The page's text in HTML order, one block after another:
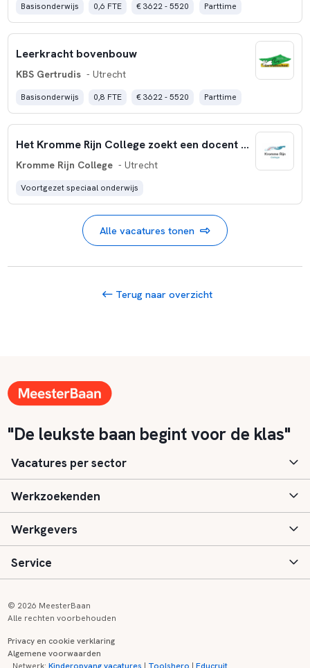
Basisonderwijs 0,6 FTE € 3622 - 5520 Parttime
Leerkracht bovenbouw
KBS Gertrudis - Utrecht
Basisonderwijs 0,8 FTE € 3622 - 5520 Parttime
Het Kromme Rijn College zoekt een docent BeVo (0,8-1,0 fte)
Kromme Rijn College - Utrecht
Voortgezet speciaal onderwijs
Alle vacatures tonen
Terug naar overzicht
"De leukste baan begint voor de klas"
Vacatures per sector
Basisonderwijs
Speciaal (basis) onderwijs
Voortgezet onderwijs
Kinderopvang
Werkzoekenden
Aanmelden
Vacatures
Zij-instroom informatie
Werkgevers
Inloggen
Registreren
Service
Onderwijs links
© 2026 MeesterBaan
Alle rechten voorbehouden
Privacy en cookie verklaring
Algemene voorwaarden
Netwerk:Kinderopvang vacatures | Toolshero |Educruit